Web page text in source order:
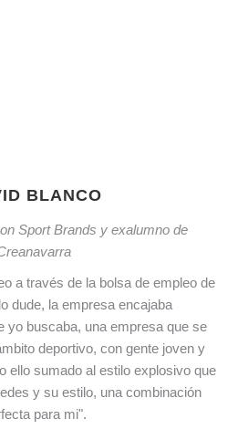
BLANCO
Sport Brands y exalumno de
a través de la bolsa de empleo de
dude, la empresa encajaba
yo buscaba, una empresa que se
deportivo, con gente joven y
ello sumado al estilo explosivo que
y su estilo, una combinación
para mi".